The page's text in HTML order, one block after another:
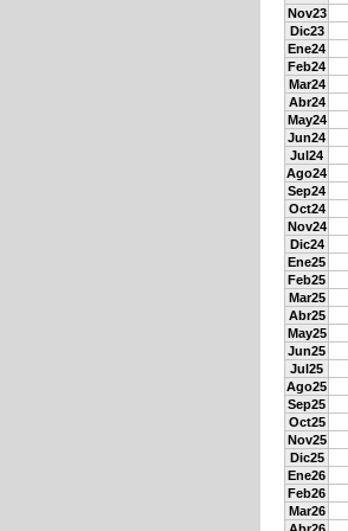
Nov23
Dic23
Ene24
Feb24
Mar24
Abr24
May24
Jun24
Jul24
Ago24
Sep24
Oct24
Nov24
Dic24
Ene25
Feb25
Mar25
Abr25
May25
Jun25
Jul25
Ago25
Sep25
Oct25
Nov25
Dic25
Ene26
Feb26
Mar26